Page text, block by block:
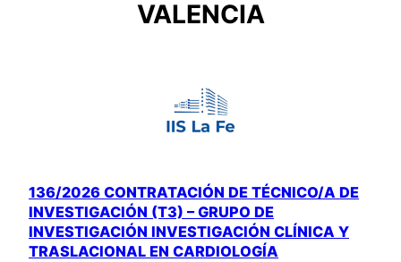
VALENCIA
136/2026 CONTRATACIÓN DE TÉCNICO/A DE
INVESTIGACIÓN (T3) – GRUPO DE
INVESTIGACIÓN INVESTIGACIÓN CLÍNICA Y
TRASLACIONAL EN CARDIOLOGÍA